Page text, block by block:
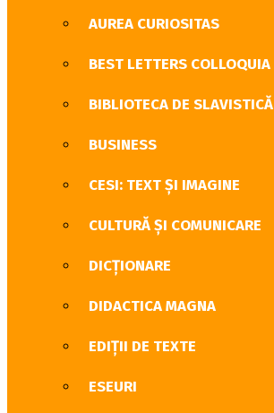
AUREA CURIOSITAS
BEST LETTERS COLLOQUIA
BIBLIOTECA DE SLAVISTICĂ
BUSINESS
CESI: TEXT ȘI IMAGINE
CULTURĂ ŞI COMUNICARE
DICȚIONARE
DIDACTICA MAGNA
EDIȚII DE TEXTE
ESEURI